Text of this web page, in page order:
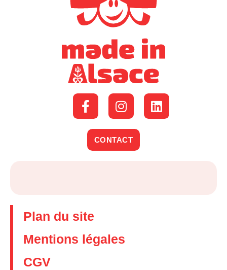
CONTACT
Plan du site
Mentions légales
CGV